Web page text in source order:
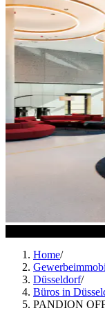
Home/
Düsseldorf/
Büros in
PANDION